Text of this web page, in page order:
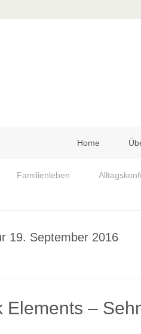
Home
Familienleben
19. September 2016
Elements –